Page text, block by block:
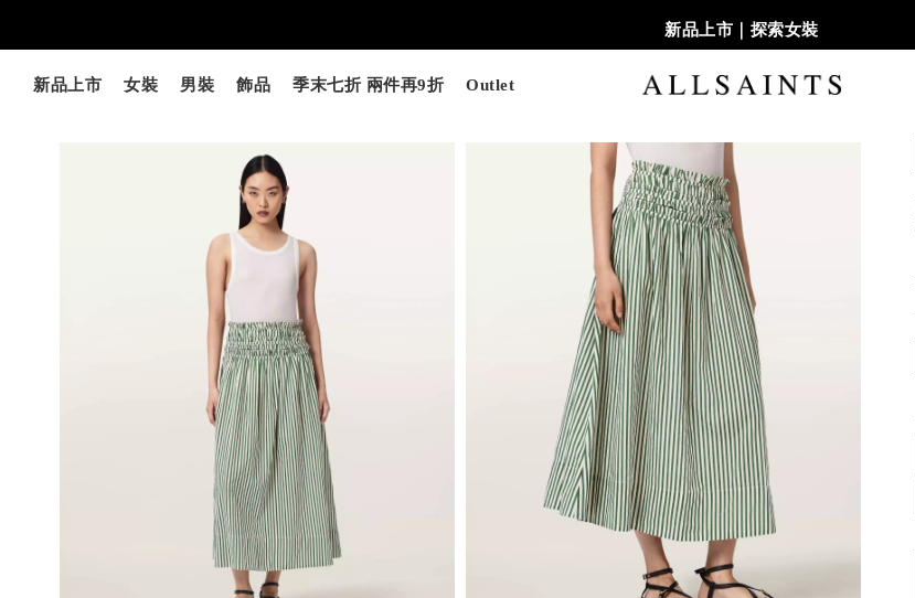
新品上市｜探索女裝
新品上市 女裝 男裝 飾品 季末七折 兩件再9折 Outlet